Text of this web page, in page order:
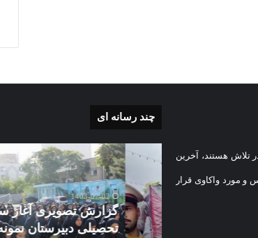
تلاش هستند، آخرین
و مورد واکاوی قرار
چند رسانه ای
تصویری
آغاز
سال
تحصیلی
دبیرستان
1403-07-02
گزارش تصویری آغاز سال
تحصیلی دبیرستان نمونه دولتی